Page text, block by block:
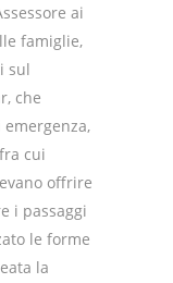
ai
famiglie,
sul
che
cui
offrire
i passaggi
le forme
la